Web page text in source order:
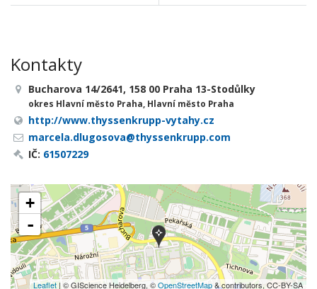
Kontakty
Bucharova 14/2641, 158 00 Praha 13-Stodůlky
okres Hlavní město Praha, Hlavní město Praha
http://www.thyssenkrupp-vytahy.cz
marcela.dlugosova@thyssenkrupp.com
IČ: 61507229
+
-
Leaflet | © GIScience Heidelberg, ©OpenStreetMap& contributors, CC-BY-SA